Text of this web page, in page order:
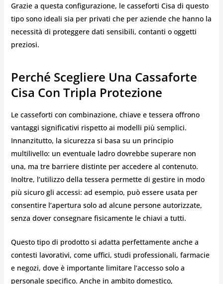
Grazie a questa configurazione, le casseforti Cisa di questo
tipo sono ideali sia per privati che per aziende che hanno la
necessità di proteggere dati sensibili, contanti o oggetti
preziosi.
Perché Scegliere Una Cassaforte
Cisa Con Tripla Protezione
Le casseforti con combinazione, chiave e tessera offrono
vantaggi significativi rispetto ai modelli più semplici.
Innanzitutto, la sicurezza si basa su un principio
multilivello: un eventuale ladro dovrebbe superare non
una, ma tre barriere distinte per accedere al contenuto.
Inoltre, l’utilizzo della tessera permette di gestire in modo
più sicuro gli accessi: ad esempio, può essere usata per
consentire l’apertura solo ad alcune persone autorizzate,
senza dover consegnare fisicamente le chiavi a tutti.
Questo tipo di prodotto si adatta perfettamente anche a
contesti lavorativi, come uffici, studi professionali, farmacie
e negozi, dove è importante limitare l’accesso solo a
personale specifico. Anche in ambito domestico,